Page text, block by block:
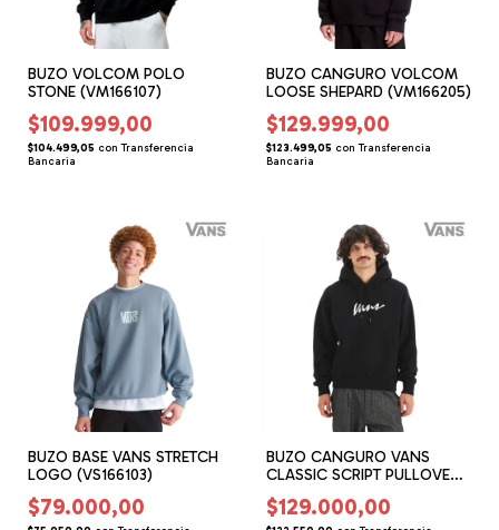
BUZO VOLCOM POLO
STONE (VM166107)
$109.999,00
$104.499,05 con Transferencia
Bancaria
BUZO CANGURO VOLCOM
LOOSE SHEPARD (VM166205)
$129.999,00
$123.499,05 con Transferencia
Bancaria
BUZO BASE VANS STRETCH
LOGO (VS166103)
$79.000,00
BUZO CANGURO VANS
CLASSIC SCRIPT PULLOVER
(VS166213)
$129.000,00